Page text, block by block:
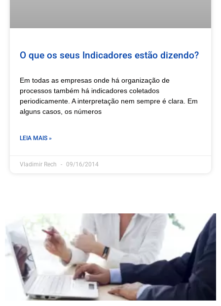
O que os seus Indicadores estão dizendo?
Em todas as empresas onde há organização de
processos também há indicadores coletados
periodicamente. A interpretação nem sempre é clara. Em
alguns casos, os números
LEIA MAIS »
Vladimir Rech 09/16/2014